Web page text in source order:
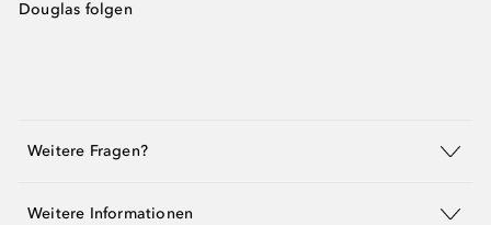
Douglas folgen
Weitere Fragen?
Weitere Informationen